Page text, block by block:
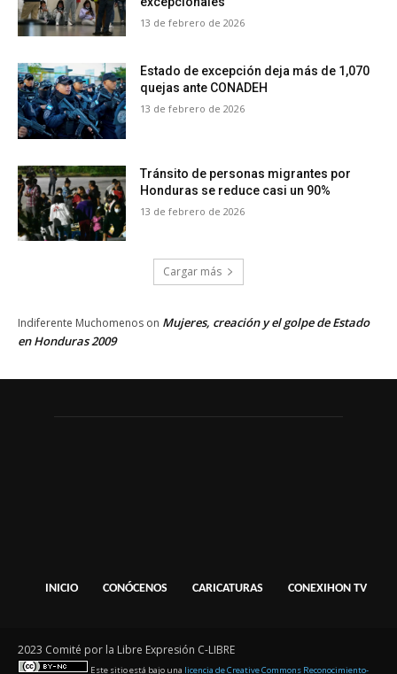
13 de febrero de 2026
Estado de excepción deja más de 1,070
quejas ante CONADEH
13 de febrero de 2026
Tránsito de personas migrantes por
Honduras se reduce casi un 90%
13 de febrero de 2026
Cargar más
Indiferente Muchomenos on Mujeres, creación y el golpe de Estado
en Honduras 2009
INICIO CONÓCENOS CARICATURAS CONEXIHON TV
2023 Comité por la Libre Expresión C-LIBRE
Este sitio está bajo una licencia de Creative Commons Reconocimiento-